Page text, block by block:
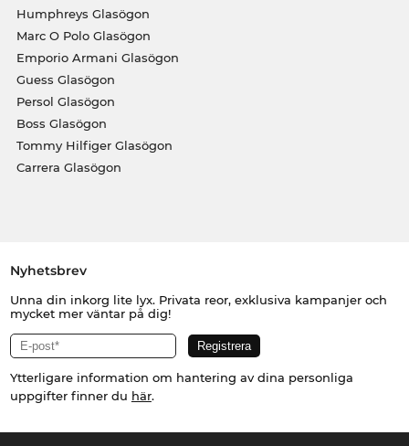
Humphreys Glasögon
Marc O Polo Glasögon
Emporio Armani Glasögon
Guess Glasögon
Persol Glasögon
Boss Glasögon
Tommy Hilfiger Glasögon
Carrera Glasögon
Nyhetsbrev
Unna din inkorg lite lyx. Privata reor, exklusiva kampanjer och
mycket mer väntar på dig!
Ytterligare information om hantering av dina personliga
uppgifter finner du här.